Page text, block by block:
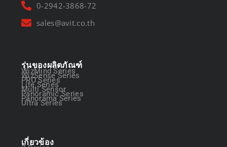
0-2942-3868-72
sales@avit.co.th
รุ่นของผลิตภัณฑ์
WizMind Series
WizSense Series
PRO Series
Lite Series
Multi Sensor
Panoramic Series
Panorama Series
Ultra Series
เกี่ยวข้อง